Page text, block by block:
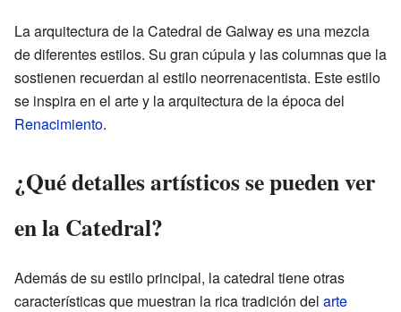
La arquitectura de la Catedral de Galway es una mezcla
de diferentes estilos. Su gran cúpula y las columnas que la
sostienen recuerdan al estilo neorrenacentista. Este estilo
se inspira en el arte y la arquitectura de la época del
Renacimiento.
¿Qué detalles artísticos se pueden ver
en la Catedral?
Además de su estilo principal, la catedral tiene otras
características que muestran la rica tradición del arte